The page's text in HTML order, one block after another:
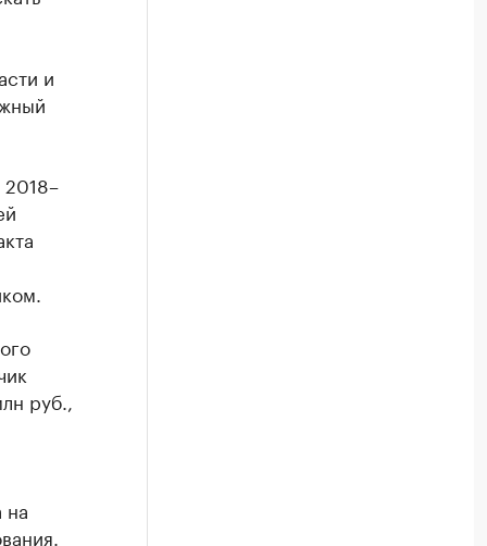
и
руб.,
на